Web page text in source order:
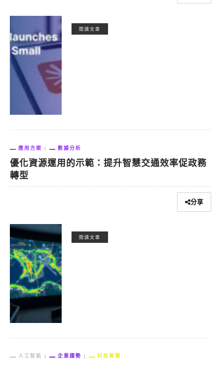
閱讀文章
應用方案 數據分析
優化資源運用的示範：提升智慧交通效率促政務
轉型
分享
閱讀文章
人工智能 企業趨勢 科技專欄